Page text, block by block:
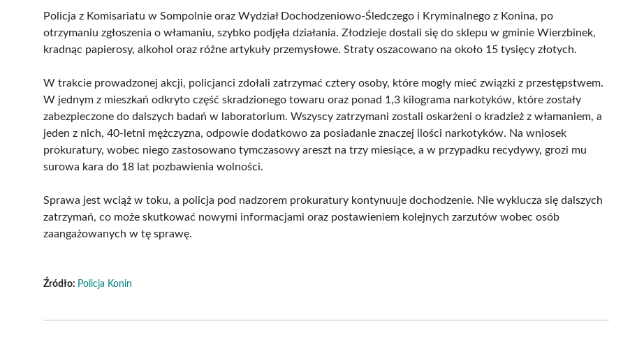
Policja z Komisariatu w Sompolnie oraz Wydział Dochodzeniowo-Śledczego i Kryminalnego z Konina, po
otrzymaniu zgłoszenia o włamaniu, szybko podjęła działania. Złodzieje dostali się do sklepu w gminie Wierzbinek,
kradnąc papierosy, alkohol oraz różne artykuły przemysłowe. Straty oszacowano na około 15 tysięcy złotych.
W trakcie prowadzonej akcji, policjanci zdołali zatrzymać cztery osoby, które mogły mieć związki z przestępstwem.
W jednym z mieszkań odkryto część skradzionego towaru oraz ponad 1,3 kilograma narkotyków, które zostały
zabezpieczone do dalszych badań w laboratorium. Wszyscy zatrzymani zostali oskarżeni o kradzież z włamaniem, a
jeden z nich, 40-letni mężczyzna, odpowie dodatkowo za posiadanie znaczej ilości narkotyków. Na wniosek
prokuratury, wobec niego zastosowano tymczasowy areszt na trzy miesiące, a w przypadku recydywy, grozi mu
surowa kara do 18 lat pozbawienia wolności.
Sprawa jest wciąż w toku, a policja pod nadzorem prokuratury kontynuuje dochodzenie. Nie wyklucza się dalszych
zatrzymań, co może skutkować nowymi informacjami oraz postawieniem kolejnych zarzutów wobec osób
zaangażowanych w tę sprawę.
Źródło: Policja Konin